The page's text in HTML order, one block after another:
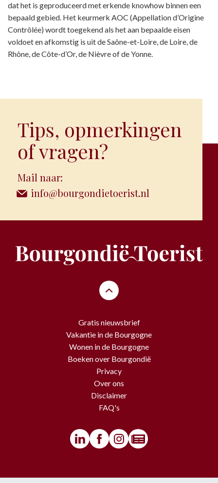
dat het is geproduceerd met erkende knowhow binnen een
bepaald gebied. Het keurmerk AOC (Appellation d’Origine
Contrôlée) wordt toegekend als het aan bepaalde eisen
voldoet en afkomstig is uit de Saône-et-Loire, de Loire, de
Rhône, de Côte-d’Or, de Nièvre of de Yonne.
Tips, opmerkingen
of vragen?
Mail naar:
info@bourgondietoerist.nl
Gratis nieuwsbrief
Vakantie in de Bourgogne
Wonen in de Bourgogne
Boeken over Bourgondië
Privacy
Over ons
Disclaimer
FAQ's